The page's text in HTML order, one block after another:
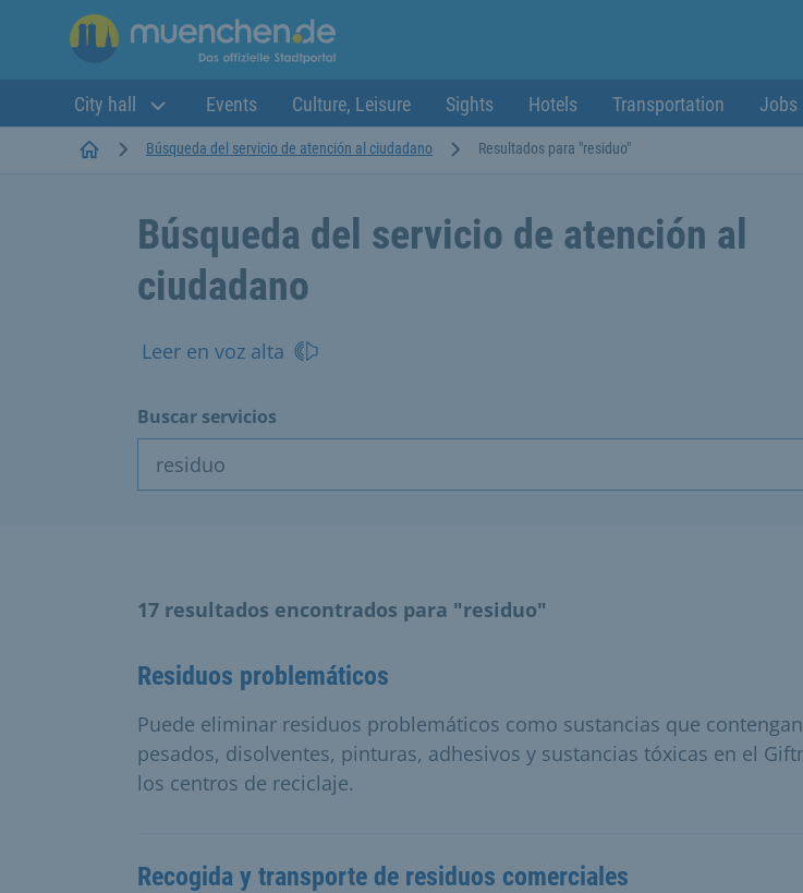
City hall Events Culture, Leisure Sights Hotels Transportation Jobs
StartseiteBúsqueda del servicio de atención al ciudadano Resultados para "residuo"
Búsqueda del servicio de atención al
ciudadano
Leer en voz alta
Buscar servicios
17 resultados encontrados para "residuo"
Residuos problemáticos
Puede eliminar residuos problemáticos como sustancias que
pesados, disolventes, pinturas, adhesivos y sustancias tóxicas en el
los centros de reciclaje.
Recogida y transporte de residuos comerciales